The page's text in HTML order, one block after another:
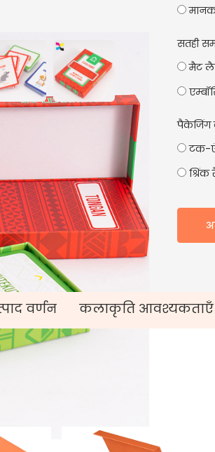
सतही
मैट
पैकेजिंग
टक-
श्रिंक
वर्णन कलाकृति आवश्यकताएँ